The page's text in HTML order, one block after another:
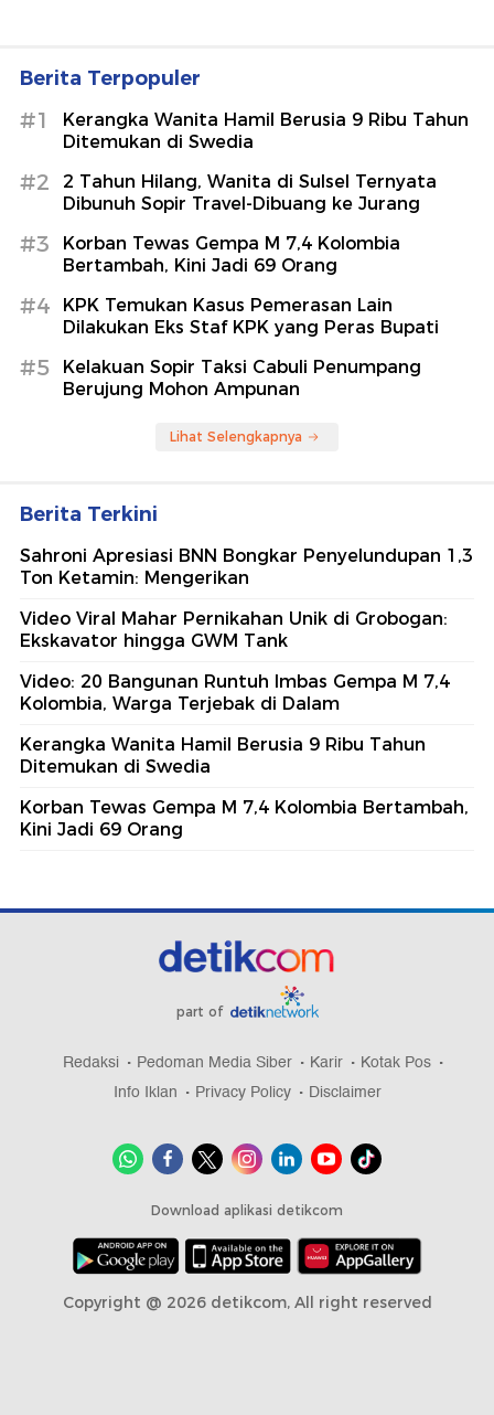
Berita Terpopuler
#1
Kerangka Wanita Hamil Berusia 9 Ribu Tahun
Ditemukan di Swedia
#2
2 Tahun Hilang, Wanita di Sulsel Ternyata
Dibunuh Sopir Travel-Dibuang ke Jurang
#3
Korban Tewas Gempa M 7,4 Kolombia
Bertambah, Kini Jadi 69 Orang
#4
KPK Temukan Kasus Pemerasan Lain
Dilakukan Eks Staf KPK yang Peras Bupati
#5
Kelakuan Sopir Taksi Cabuli Penumpang
Berujung Mohon Ampunan
Lihat Selengkapnya
Berita Terkini
Sahroni Apresiasi BNN Bongkar Penyelundupan 1,3
Ton Ketamin: Mengerikan
Video Viral Mahar Pernikahan Unik di Grobogan:
Ekskavator hingga GWM Tank
Video: 20 Bangunan Runtuh Imbas Gempa M 7,4
Kolombia, Warga Terjebak di Dalam
Kerangka Wanita Hamil Berusia 9 Ribu Tahun
Ditemukan di Swedia
Korban Tewas Gempa M 7,4 Kolombia Bertambah,
Kini Jadi 69 Orang
part of
Redaksi Pedoman Media Siber Karir
Kotak Pos
Info Iklan
Privacy Policy Disclaimer
Download aplikasi detikcom
Copyright @ 2026 detikcom, All right reserved